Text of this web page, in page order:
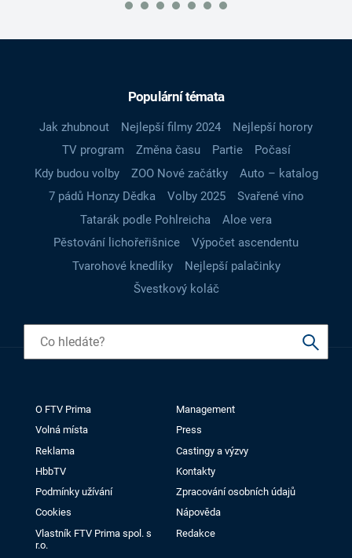
Populární témata
Jak zhubnout Nejlepší filmy 2024
Nejlepší horory
TV program
Změna času Partie
Počasí
Kdy budou volby
ZOO Nové začátky
Auto – katalog
7 pádů Honzy Dědka
Volby 2025
Svařené víno
Tatarák podle Pohlreicha
Aloe vera
Pěstování lichořeřišnice
Výpočet ascendentu
Tvarohové knedlíky
Nejlepší palačinky
Švestkový koláč
O FTV Prima
Management
Volná místa
Press
Reklama
Castingy a výzvy
HbbTV
Kontakty
Podmínky užívání
Zpracování osobních údajů
Cookies
Nápověda
Vlastník FTV Prima spol. s
r.o.
Redakce